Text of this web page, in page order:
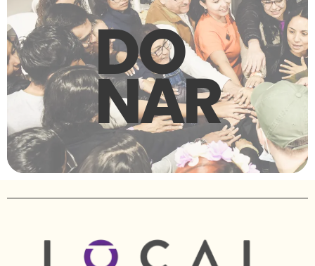
DO
NAR